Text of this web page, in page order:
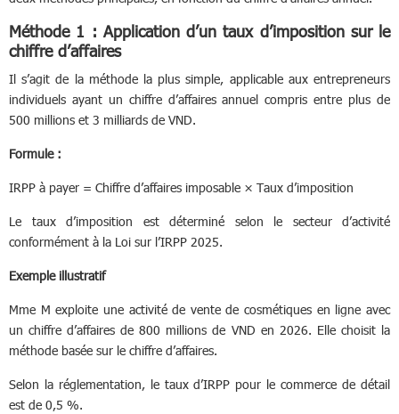
Méthode 1 : Application d’un taux d’imposition sur le
chiffre d’affaires
Il s’agit de la méthode la plus simple, applicable aux entrepreneurs
individuels ayant un chiffre d’affaires annuel compris entre plus de
500 millions et 3 milliards de VND.
Formule :
IRPP à payer = Chiffre d’affaires imposable × Taux d’imposition
Le taux d’imposition est déterminé selon le secteur d’activité
conformément à la Loi sur l’IRPP 2025.
Exemple illustratif
Mme M exploite une activité de vente de cosmétiques en ligne avec
un chiffre d’affaires de 800 millions de VND en 2026. Elle choisit la
méthode basée sur le chiffre d’affaires.
Selon la réglementation, le taux d’IRPP pour le commerce de détail
est de 0,5 %.